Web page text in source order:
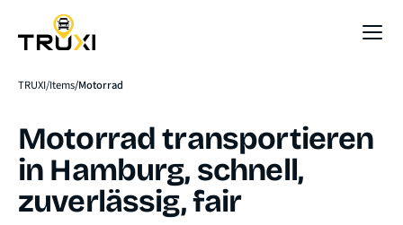
TRUXI Items Motorrad
Motorrad transportieren
in Hamburg, schnell,
zuverlässig, fair